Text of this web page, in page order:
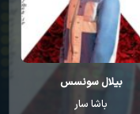
بیلال سونسس
باشا سار